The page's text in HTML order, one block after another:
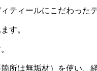
ティールにこだわった
す。
所は無垢材）を使い、